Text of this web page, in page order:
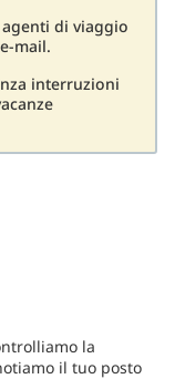
di viaggio
mail.
interruzioni
la
il tuo posto